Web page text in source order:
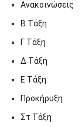
Ανακοινώσεις
Β Τάξη
Γ Τάξη
Δ Τάξη
Ε Τάξη
Προκήρυξη
Στ Τάξη